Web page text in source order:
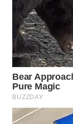
Wahana
Media
Group
WAHANA
NEWS
TANI